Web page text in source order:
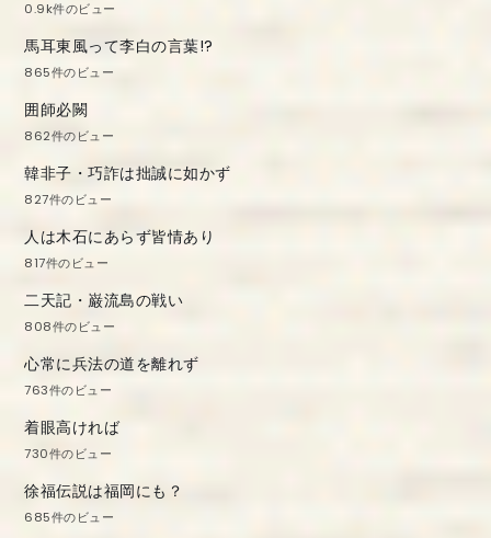
0.9k件のビュー
馬耳東風って李白の言葉!?
865件のビュー
囲師必闕
862件のビュー
韓非子・巧詐は拙誠に如かず
827件のビュー
人は木石にあらず皆情あり
817件のビュー
二天記・巌流島の戦い
808件のビュー
心常に兵法の道を離れず
763件のビュー
着眼高ければ
730件のビュー
徐福伝説は福岡にも？
685件のビュー